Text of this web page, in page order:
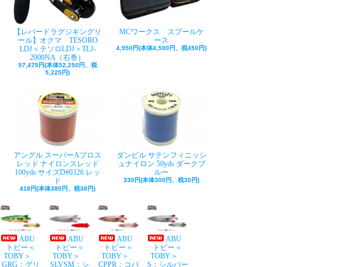
【レバードラグジギングリ
ール】オクマ TESORO
LDJ＜テソロLDJ＞TLJ-
2000NA（右巻）
57,475円(本体52,250円、税
5,225円)
MCワークス スプールケ
ース
4,950円(本体4,500円、税450円)
アングル スーパーAプロス
レッド ナイロンスレッド
100yds サイズD#0326 レッ
ド
418円(本体380円、税38円)
ダンビル サテンフィニッシ
ュナイロン 50yds ダークブ
ルー
330円(本体300円、税30円)
ABU
トビー＜
TOBY＞
GRG：グリ
ABU
トビー＜
TOBY＞
SLVSM：シ
ABU
トビー＜
TOBY＞
CPPR：コパ
ABU
トビー＜
TOBY＞
S：シルバー